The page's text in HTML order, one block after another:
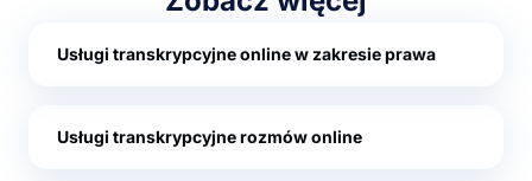
Usługi transkrypcyjne online w zakresie prawa
Usługi transkrypcyjne rozmów online